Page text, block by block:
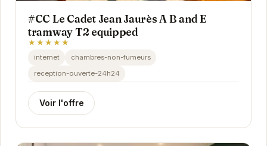
#CC Le Cadet Jean Jaurès A B and E
tramway T2 equipped
★★★★★
internet
chambres-non-fumeurs
reception-ouverte-24h24
Voir l'offre